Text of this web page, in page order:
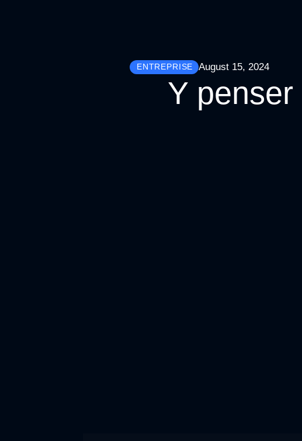
ENTREPRISE August 15, 2024
Y